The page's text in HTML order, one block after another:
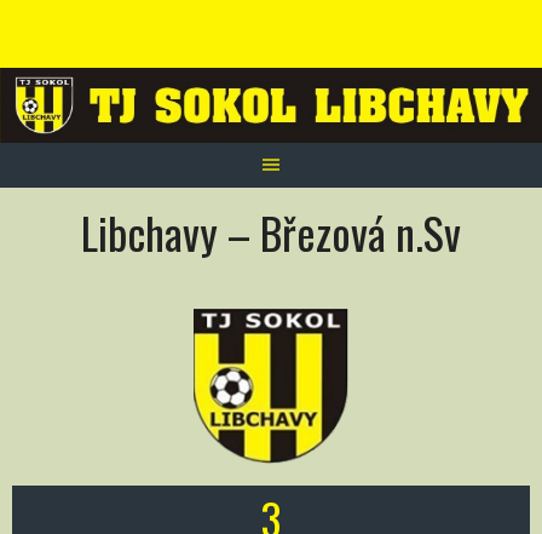
content
Libchavy – Březová n.Sv
3